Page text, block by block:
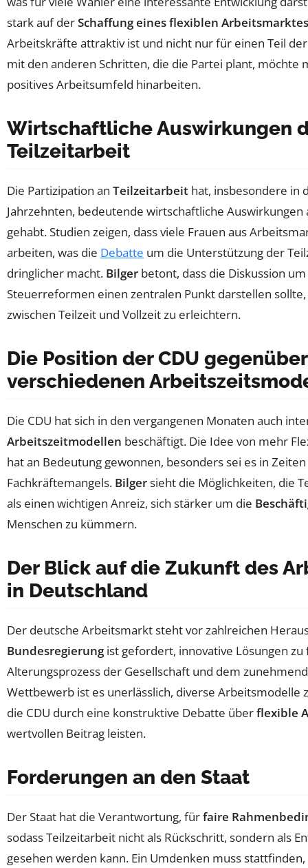
stark auf derSchaffung eines flexiblen Arbeitsmarktes
Arbeitskräfte attraktiv ist und nicht nur für einen Teil
mit den anderen Schritten, die die Partei plant, möchte
positives Arbeitsumfeld hinarbeiten.
Wirtschaftliche Auswirkungen
Teilzeitarbeit
Die Partizipation an Teilzeitarbeit hat, insbesondere in
Jahrzehnten, bedeutende wirtschaftliche Auswirkungen
gehabt. Studien zeigen, dass viele Frauen aus
arbeiten, was die Debatte um die Unterstützung der
dringlicher macht. Bilger betont, dass die Diskussion
Steuerreformen einen zentralen Punkt darstellen
zwischen Teilzeit und Vollzeit zu erleichtern.
Die Position der CDU gegenüber
verschiedenen
Die CDU hat sich in den vergangenen Monaten auch
Arbeitszeitmodellen beschäftigt. Die Idee von mehr
hat an Bedeutung gewonnen, besonders sei es in
Fachkräftemangels. Bilgersieht die Möglichkeiten, die
als einen wichtigen Anreiz, sich stärker um die
Menschen zu kümmern.
Der Blick auf die Zukunft des
in Deutschland
Der deutsche Arbeitsmarkt steht vor zahlreichen
Bundesregierungist gefordert, innovative Lösungen
Alterungsprozess der Gesellschaft und dem
Wettbewerb ist es unerlässlich, diverse Arbeitsmodelle
die CDU durch eine konstruktive Debatte überflexible
wertvollen Beitrag leisten.
Forderungen an den Staat
Der Staat hat die Verantwortung, fürfaire
sodass Teilzeitarbeit nicht als Rückschritt, sondern als
gesehen werden kann. Ein Umdenken muss